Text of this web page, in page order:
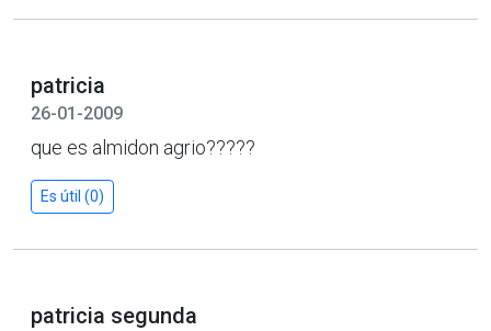
patricia
26-01-2009
que es almidon agrio?????
Es útil (0)
patricia segunda